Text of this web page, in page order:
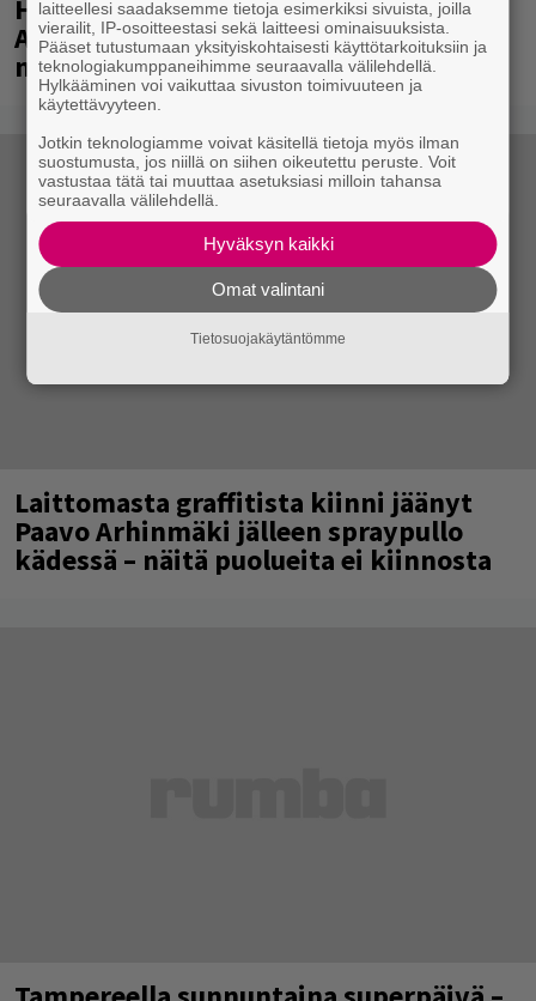
Huomenna se ilmestyy – CMX:stä tutun
A.W. Yrjänän uutuusalbumi om
mammuttimainen kokonaisuus
Laittomasta graffitista kiinni jäänyt
Paavo Arhinmäki jälleen spraypullo
kädessä – näitä puolueita ei kiinnosta
laitteellesi saadaksemme tietoja esimerkiksi sivuista, joilla
vierailit, IP-osoitteestasi sekä laitteesi ominaisuuksista.
Pääset tutustumaan yksityiskohtaisesti käyttötarkoituksiin ja
teknologiakumppaneihimme seuraavalla välilehdellä.
Hylkääminen voi vaikuttaa sivuston toimivuuteen ja
käytettävyyteen.
Jotkin teknologiamme voivat käsitellä tietoja myös ilman
suostumusta, jos niillä on siihen oikeutettu peruste. Voit
vastustaa tätä tai muuttaa asetuksiasi milloin tahansa
seuraavalla välilehdellä.
Hyväksyn kaikki
Omat valintani
Tietosuojakäytäntömme